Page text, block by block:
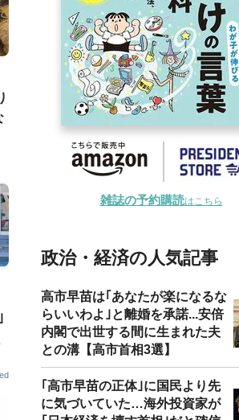
雑誌の予約購読はこちら
政治・経済の人気記事
高市早苗は｢あなたが楽になるな
らいいわよ｣と離婚を承諾...安倍
内閣で出世する間に生まれた夫
との溝【高市首相3選】
｢高市早苗の正体｣に国民より先
に気づいていた…海外投資家が